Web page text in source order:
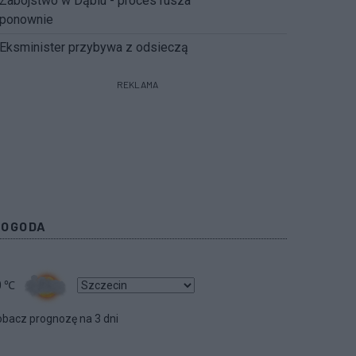
ponownie
Eksminister przybywa z odsieczą
REKLAMA
℃
prognozę na 3 dni